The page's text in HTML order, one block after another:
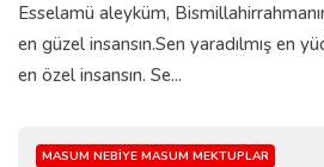
Esselamü aleyküm,
en güzel insansın.Sen yaradılmış en
en özel insansın. Se...
MASUM NEBIYE MASUM MEKTUPLAR